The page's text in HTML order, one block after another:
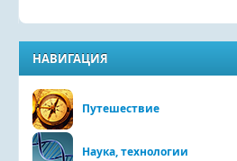
НАВИГАЦИЯ
Путешествие
Наука, технологии